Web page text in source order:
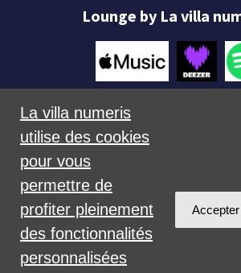
Lounge by La villa
Créé avec
La villa numeris
utilise des cookies
pour vous
permettre de
profiter pleinement
des fonctionnalités
personnalisées
Accepter